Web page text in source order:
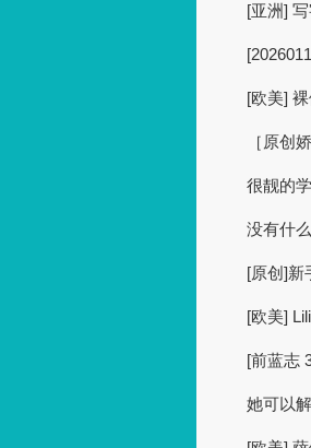
[亚洲]
[欧美]
［原创
很靓的
没有什
[原创]新
[欧美]
[前蓝志
她可以